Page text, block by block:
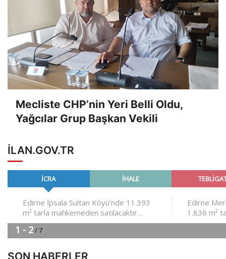
Mecliste CHP’nin Yeri Belli Oldu,
Yağcılar Grup Başkan Vekili
ILAN.GOV.TR
SON HABERLER